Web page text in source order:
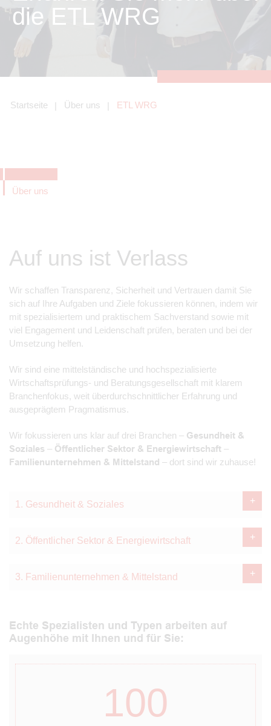
die ETL WRG
Startseite Über uns ETL WRG
Über uns
Auf uns ist Verlass
Wir schaffen Transparenz, Sicherheit und Vertrauen damit Sie
sich auf Ihre Aufgaben und Ziele fokussieren können, indem wir
mit spezialisiertem und praktischem Sachverstand sowie mit
viel Engagement und Leidenschaft prüfen, beraten und bei der
Umsetzung helfen.
Wir sind eine mittelständische und hochspezialisierte
Wirtschaftsprüfungs- und Beratungsgesellschaft mit klarem
Branchenfokus, weit überdurchschnittlicher Erfahrung und
ausgeprägtem Pragmatismus.
Wir fokussieren uns klar auf drei Branchen – Gesundheit &
Soziales – Öffentlicher Sektor & Energiewirtschaft –
Familienunternehmen & Mittelstand – dort sind wir zuhause!
1. Gesundheit & Soziales
2. Öffentlicher Sektor & Energiewirtschaft
3. Familienunternehmen & Mittelstand
Echte Spezialisten und Typen arbeiten auf
Augenhöhe mit Ihnen und für Sie:
100
Tracking- und Targeting-Cookies
Angebotes einschließlich der
Angeboten von z.B. Facebook und
LinkedIn.